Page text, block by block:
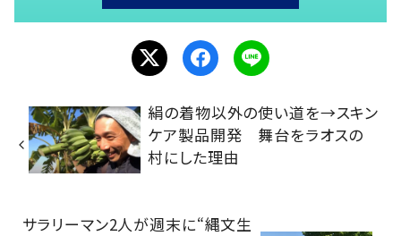
絹の着物以外の使い道を→スキン
ケア製品開発 舞台をラオスの
村にした理由
サラリーマン2人が週末に“縄文生